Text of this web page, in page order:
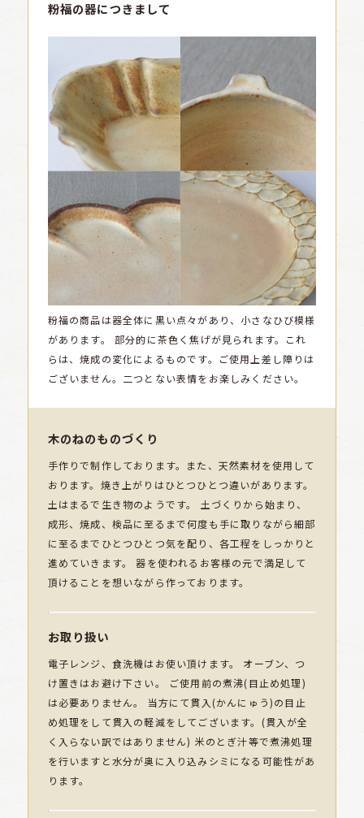
粉福の器につきまして
粉福の商品は器全体に黒い点々があり、小さなひび模様
があります。
部分的に茶色く焦げが見られます。これ
らは、焼成の変化によるものです。ご使用上差し障りは
ございません。二つとない表情をお楽しみください。
木のねのものづくり
手作りで制作しております。また、天然素材を使用して
おります。焼き上がりはひとつひとつ違いがあります。
土はまるで生き物のようです。 土づくりから始まり、
成形、焼成、検品に至るまで何度も手に取りながら細部
に至るまでひとつひとつ気を配り、各工程をしっかりと
進めていきます。 器を使われるお客様の元で満足して
頂けることを想いながら作っております。
お取り扱い
電子レンジ、食洗機はお使い頂けます。 オーブン、つ
け置きはお避け下さい。 ご使用前の煮沸(目止め処理)
は必要ありません。 当方にて貫入(かんにゅう)の目止
め処理をして貫入の軽減をしてございます。(貫入が全
く入らない訳ではありません) 米のとぎ汁等で煮沸処理
を行いますと水分が奥に入り込みシミになる可能性があ
ります。